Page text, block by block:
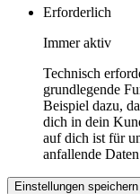
Erforderlich
Immer aktiv
Technisch
grundlegende
Beispiel dazu,
dich in dein
auf dich ist für
anfallende
Einstellungen speichern